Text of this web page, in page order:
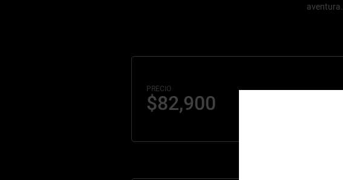
PRECIO
$82,900